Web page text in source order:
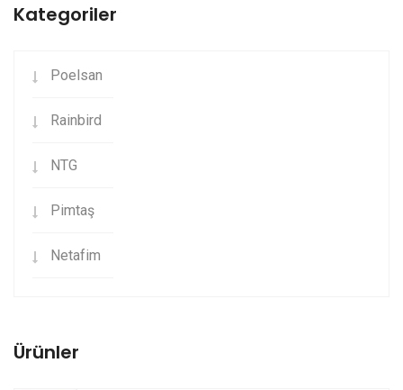
Kategoriler
Poelsan
Rainbird
NTG
Pimtaş
Netafim
Ürünler